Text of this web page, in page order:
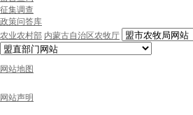
征集调查
政策问答库
农业农村部 内蒙古自治区农牧厅
网站地图
网站声明